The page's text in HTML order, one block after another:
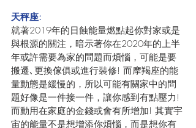
天秤座:
就著2019年的日蝕能量燃點起你對家或是
與根源的關注，暗示著你在2020年的上半
年或許需要為家的問題而煩惱，可能是要
搬遷､更換傢俱或進行裝修! 而摩羯座的能
量動態是緩慢的，所以可能有關家中的問
題好像是一件接一件，讓你感到有點壓力!
而動用在家庭的金錢或會有所增加! 其實宇
宙的能量不是想增添你煩惱，而是想你有